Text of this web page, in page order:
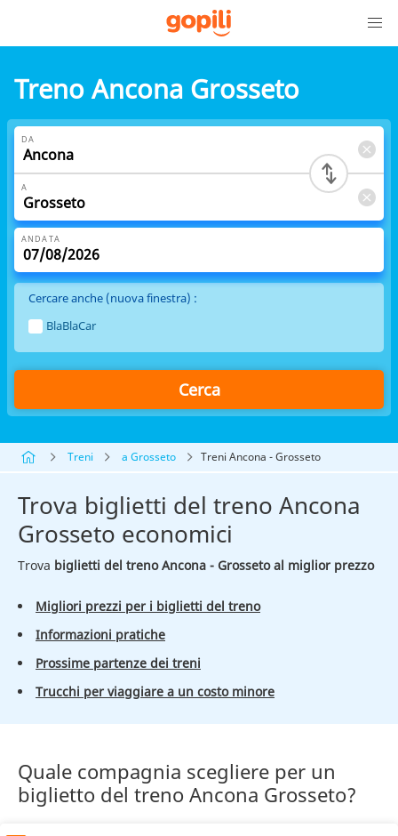
Treno Ancona Grosseto
DA
A
ANDATA
Cercare anche (nuova finestra) :
BlaBlaCar
Cerca
Treni a Grosseto Treni Ancona - Grosseto
Trova biglietti del treno Ancona
Grosseto economici
Trova biglietti del treno Ancona - Grosseto al miglior prezzo
Migliori prezzi per i biglietti del treno
Informazioni pratiche
Prossime partenze dei treni
Trucchi per viaggiare a un costo minore
Quale compagnia scegliere per un
biglietto del treno Ancona Grosseto?